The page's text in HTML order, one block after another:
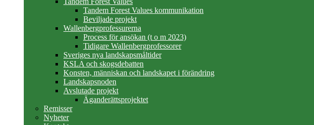
Tandem Forest Values kommunikation
Beviljade projekt
Wallenbergprofessurerna
Process för ansökan (t o m 2023)
Tidigare Wallenbergprofessorer
Sveriges nya landskapsmåltider
KSLA och skogsdebatten
Konsten, människan och landskapet i förändring
Landskapsnoden
Avslutade projekt
Äganderättsprojektet
Remisser
Nyheter